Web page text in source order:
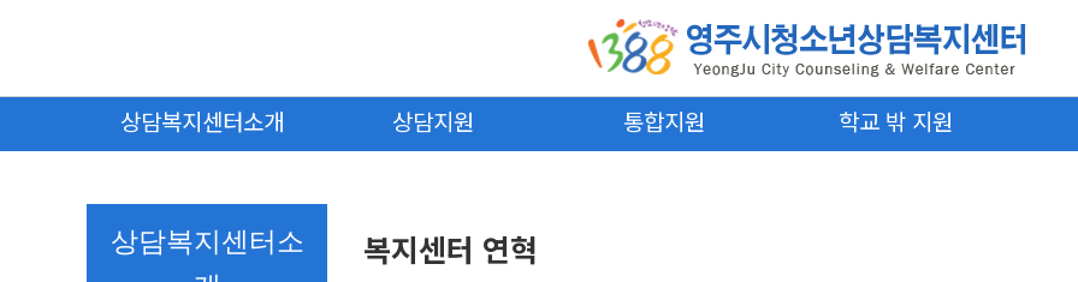
상담복지센터소개 상담지원 통합지원 학교 밖 지원
상담복지센터소
복지센터 연혁